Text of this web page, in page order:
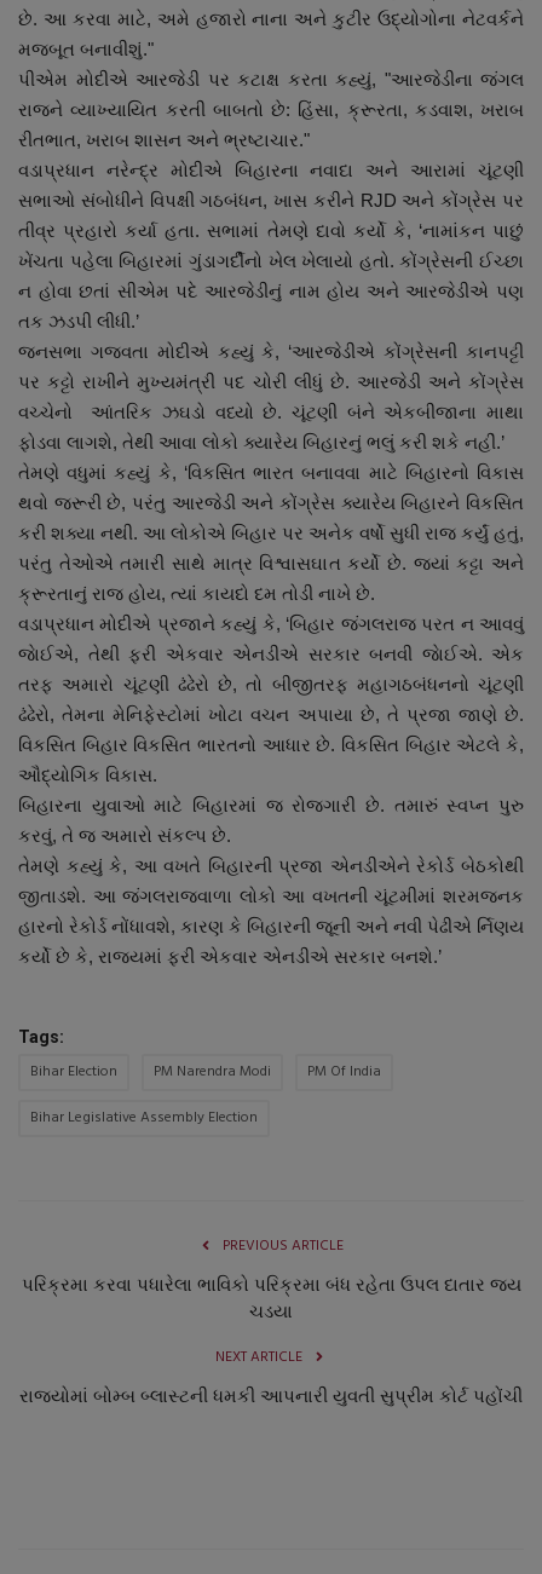
છે. આ કરવા માટે, અમે હજારો નાના અને કુટીર ઉદ્યોગોના નેટવર્કને
મજબૂત બનાવીશું."
પીએમ મોદીએ આરજેડી પર કટાક્ષ કરતા કહ્યું, "આરજેડીના જંગલ
રાજને વ્યાખ્યાયિત કરતી બાબતો છે: હિંસા, ક્રૂરતા, કડવાશ, ખરાબ
રીતભાત, ખરાબ શાસન અને ભ્રષ્ટાચાર."
વડાપ્રધાન નરેન્દ્ર મોદીએ બિહારના નવાદા અને આરામાં ચૂંટણી
સભાઓ સંબોધીને વિપક્ષી ગઠબંધન, ખાસ કરીને RJD અને કોંગ્રેસ પર
તીવ્ર પ્રહારો કર્યા હતા. સભામાં તેમણે દાવો કર્યો કે, ‘નામાંકન પાછું
ખેંચતા પહેલા બિહારમાં ગુંડાગર્દીનો ખેલ ખેલાયો હતો. કોંગ્રેસની ઈચ્છા
ન હોવા છતાં સીએમ પદે આરજેડીનું નામ હોય અને આરજેડીએ પણ
તક ઝડપી લીધી.’
જનસભા ગજવતા મોદીએ કહ્યું કે, ‘આરજેડીએ કોંગ્રેસની કાનપટ્ટી
પર કટ્ટો રાખીને મુખ્યમંત્રી પદ ચોરી લીધું છે. આરજેડી અને કોંગ્રેસ
વચ્ચેનો આંતરિક ઝઘડો વધ્યો છે. ચૂંટણી બંને એકબીજાના માથા
ફોડવા લાગશે, તેથી આવા લોકો ક્યારેય બિહારનું ભલું કરી શકે નહીં.’
તેમણે વધુમાં કહ્યું કે, ‘વિકસિત ભારત બનાવવા માટે બિહારનો વિકાસ
થવો જરૂરી છે, પરંતુ આરજેડી અને કોંગ્રેસ ક્યારેય બિહારને વિકસિત
કરી શક્યા નથી. આ લોકોએ બિહાર પર અનેક વર્ષો સુધી રાજ કર્યું હતું,
પરંતુ તેઓએ તમારી સાથે માત્ર વિશ્વાસઘાત કર્યો છે. જ્યાં કટ્ટા અને
ક્રૂરતાનું રાજ હોય, ત્યાં કાયદો દમ તોડી નાખે છે.
વડાપ્રધાન મોદીએ પ્રજાને કહ્યું કે, ‘બિહાર જંગલરાજ પરત ન આવવું
જાેઈએ, તેથી ફરી એકવાર એનડીએ સરકાર બનવી જાેઈએ. એક
તરફ અમારો ચૂંટણી ઢંઢેરો છે, તો બીજીતરફ મહાગઠબંધનનો ચૂંટણી
ઢંઢેરો, તેમના મેનિફેસ્ટોમાં ખોટા વચન અપાયા છે, તે પ્રજા જાણે છે.
વિકસિત બિહાર વિકસિત ભારતનો આધાર છે. વિકસિત બિહાર એટલે કે,
ઔદ્યોગિક વિકાસ.
બિહારના યુવાઓ માટે બિહારમાં જ રોજગારી છે. તમારું સ્વપ્ન પુરુ
કરવું, તે જ અમારો સંકલ્પ છે.
તેમણે કહ્યું કે, આ વખતે બિહારની પ્રજા એનડીએને રેકોર્ડ બેઠકોથી
જીતાડશે. આ જંગલરાજવાળા લોકો આ વખતની ચૂંટમીમાં શરમજનક
હારનો રેકોર્ડ નોંધાવશે, કારણ કે બિહારની જૂની અને નવી પેઢીએ ર્નિણય
કર્યો છે કે, રાજ્યમાં ફરી એકવાર એનડીએ સરકાર બનશે.’
Tags:
Bihar Election PM Narendra Modi
PM Of India
Bihar Legislative Assembly Election
PREVIOUS ARTICLE
પરિક્રમા કરવા પધારેલા ભાવિકો પરિક્રમા બંધ રહેતા ઉપલ દાતાર જય
ચડયા
NEXT ARTICLE
રાજ્યોમાં બોમ્બ બ્લાસ્ટની ધમકી આપનારી યુવતી સુપ્રીમ કોર્ટ પહોંચી